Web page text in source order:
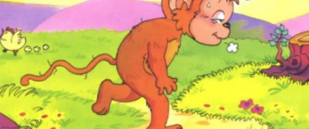
女裝 男裝 化妝保養 情趣用品
日本購物 電子/紙本書
HOT